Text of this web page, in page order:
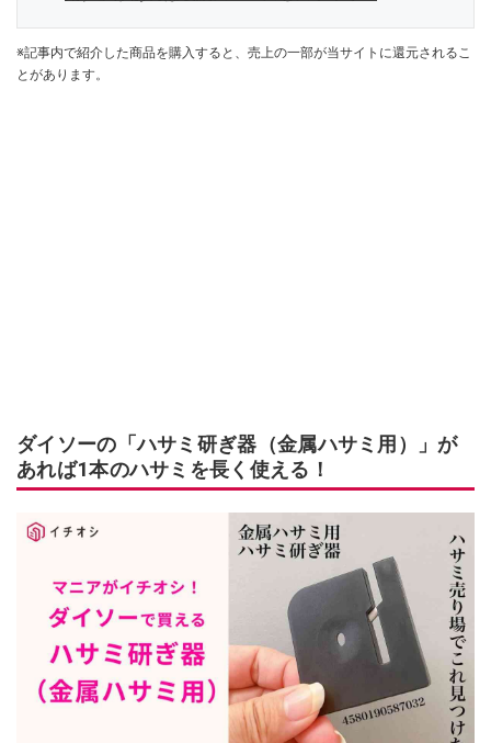
※記事内で紹介した商品を購入すると、売上の一部が当サイトに還元されるこ
とがあります。
ダイソーの「ハサミ研ぎ器（金属ハサミ用）」が
あれば1本のハサミを長く使える！